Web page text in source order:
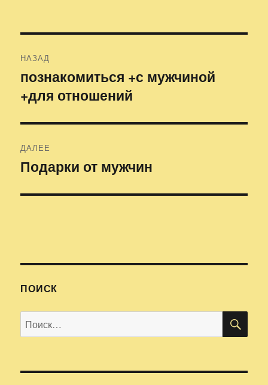
по
записям
НАЗАД
Предыдущая
запись:
познакомиться +с мужчиной
+для отношений
ДАЛЕЕ
Следующая
Подарки от мужчин
ПОИСК
Искать: